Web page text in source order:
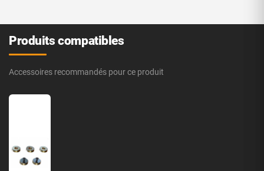
Produits compatibles
Accessoires recommandés pour ce produit